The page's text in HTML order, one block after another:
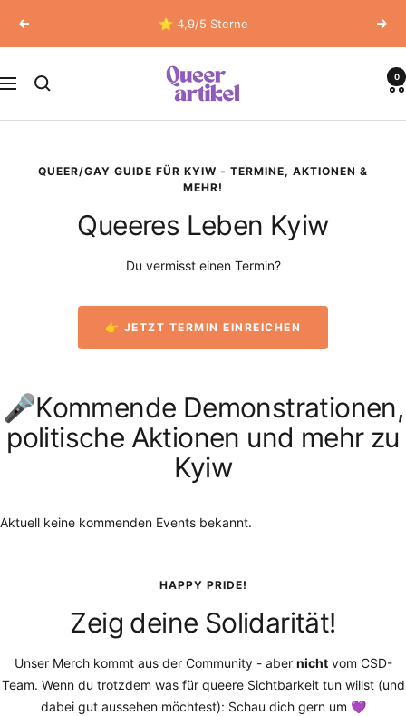
zumZurück ⭐ 4,9/5 Sterne
Navigation
Queerartikel 0
QUEER/GAY GUIDE FÜR KYIW - TERMINE, AKTIONEN &
MEHR!
Queeres Leben Kyiw
Du vermisst einen Termin?
👉 JETZT TERMIN EINREICHEN
🎤Kommende Demonstrationen,
politische Aktionen und mehr zu
Kyiw
Aktuell keine kommenden Events bekannt.
HAPPY PRIDE!
Zeig deine Solidarität!
Unser Merch kommt aus der Community - aber nichtvom CSD-
Team. Wenn du trotzdem was für queere Sichtbarkeit tun willst (und
dabei gut aussehen möchtest): Schau dich gern um 💜